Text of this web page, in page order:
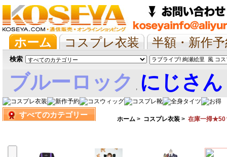
ホーム コスプレ衣装
半額・新作
抱き枕/布団/シーツ
ツイステ ウマ
検索
ブルーロック , にじさ
娘すべてのカテゴリー ホーム > コスプレ衣装 > 在庫一掃★50